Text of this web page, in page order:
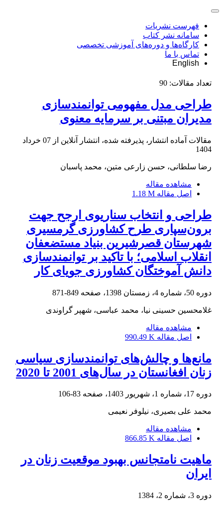
فهرست نشریات
سامانه نشر کتاب
کارگاه‌ها و دوره‌های آموزشی تخصصی
تماس با ما
English
تعداد مقالات: 90
طراحی مدل مفهومی توانمندسازی
مدیران مبتنی بر سرمایه معنوی
مقالات آماده انتشار، پذیرفته شده، انتشار آنلاین از
07 خرداد
1404
رضا سلطانی، حسن زارعی متین، محمد پاسبان
مشاهده مقاله
اصل مقاله 1.18 M
طراحی و انتخاب سناریوی ارجح جهت
برون‌سپاری طرح کشاورزی گرمسیری
شهرستان قصرشیرین بنیاد مستضعفان
انقلاب اسلامی؛ با تاکید بر توانمندسازی
دانش آموختگان کشاورزی جویای کار
دوره 50، شماره 4، زمستان 1398، صفحه 849-871
غلامحسین حسینی نیا، محمد عباسی، شهپر گراوندی
مشاهده مقاله
اصل مقاله 990.49 K
مانع‌ها و چالش‌های توانمندسازی سیاسی
زنان افغانستان در سال‌های 2001 تا 2020
دوره 17، شماره 1، شهریور 1403، صفحه 83-106
محمد علی بصیری، نیلوفر نعیمی
مشاهده مقاله
اصل مقاله 866.85 K
ماهیت نامتجانس بهبود موقعیت زنان در
ایران
دوره 3، شماره 2، 1384